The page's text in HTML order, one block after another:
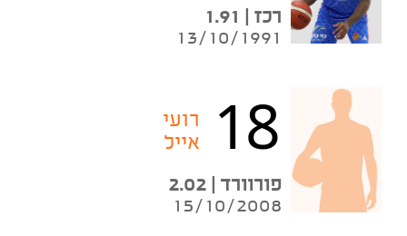
רכז | 1.91
13/10/1991
18
רועי
אייל
פורוורד | 2.02
15/10/2008